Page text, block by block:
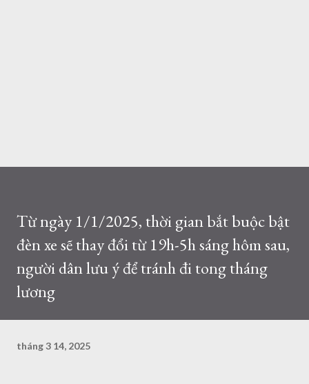
Từ ngày 1/1/2025, thời gian bắt buộc bật
đèn xe sẽ thay đổi từ 19h-5h sáng hôm sau,
người dân lưu ý để tránh đi tong tháng
lương
tháng 3 14, 2025